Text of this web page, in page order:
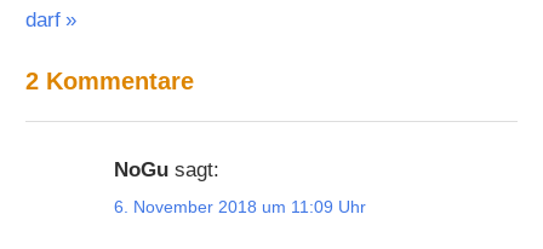
Beitrag:
darf
2 Kommentare
NoGu sagt:
6. November 2018 um 11:09 Uhr